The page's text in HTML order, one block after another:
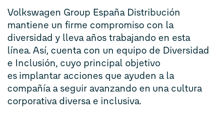
Volkswagen Group España Distribución
mantiene un firme compromiso con la
diversidad y lleva años trabajando en esta
línea. Así, cuenta con un equipo de Diversidad
e Inclusión, cuyo principal objetivo
es implantar acciones que ayuden a la
compañía a seguir avanzando en una cultura
corporativa diversa e inclusiva.